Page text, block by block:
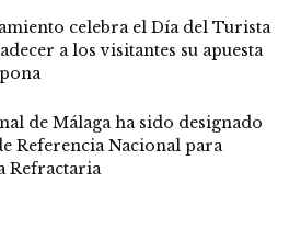
celebra el Día del Turista
a los visitantes su apuesta
de Málaga ha sido designado
Referencia Nacional para
Refractaria